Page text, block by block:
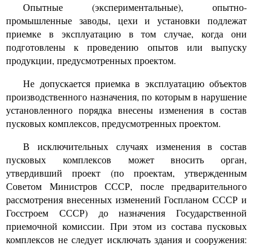
Опытные (экспериментальные), опытно-
промышленные заводы, цехи и установки подлежат
приемке в эксплуатацию в том случае, когда они
подготовлены к проведению опытов или выпуску
продукции, предусмотренных проектом.
Не допускается приемка в эксплуатацию объектов
производственного назначения, по которым в нарушение
установленного порядка внесены изменения в состав
пусковых комплексов, предусмотренных проектом.
В исключительных случаях изменения в состав
пусковых комплексов может вносить орган,
утвердивший проект (по проектам, утвержденным
Советом Министров СССР, после предварительного
рассмотрения внесенных изменений Госпланом СССР и
Госстроем СССР) до назначения Государственной
приемочной комиссии. При этом из состава пусковых
комплексов не следует исключать здания и сооружения: